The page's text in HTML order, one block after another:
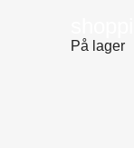
På lager